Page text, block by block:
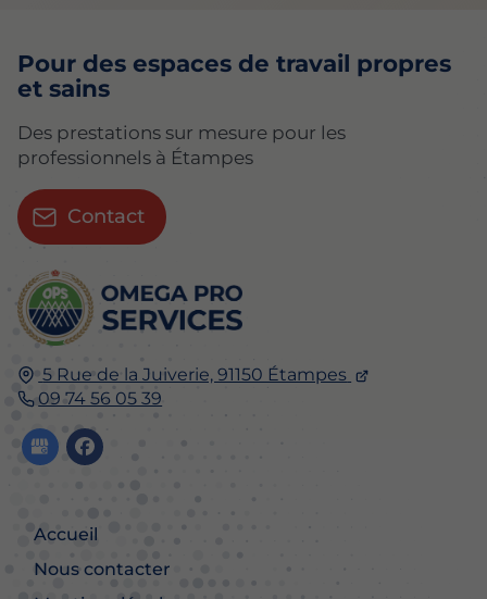
5 Rue de la Juiverie, 91150 Étampes
09 74 56 05 39
Accueil
Nous contacter
Pour des espaces de travail propres
et sains
Des prestations sur mesure pour les
professionnels à Étampes
Contact